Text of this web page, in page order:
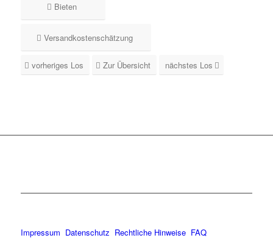
Bieten
Versandkostenschätzung
vorheriges Los Zur Übersicht nächstes Los
Impressum Datenschutz Rechtliche Hinweise FAQ